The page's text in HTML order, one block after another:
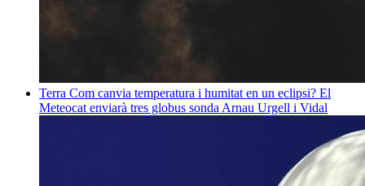
Terra Com canvia temperatura i humitat en un eclipsi? El
Meteocat enviarà tres globus sonda Arnau Urgell i Vidal